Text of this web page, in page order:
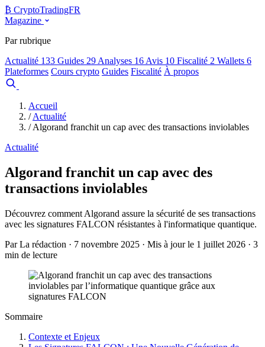
₿ CryptoTradingFR
Magazine
Par rubrique
Actualité 133 Guides 29 Analyses 16 Avis 10 Fiscalité 2 Wallets 6
Plateformes Cours crypto Guides Fiscalité À propos
Accueil
/ Actualité
/ Algorand franchit un cap avec des transactions inviolables
Actualité
Algorand franchit un cap avec des
transactions inviolables
Découvrez comment Algorand assure la sécurité de ses transactions
avec les signatures FALCON résistantes à l'informatique quantique.
Par La rédaction · 7 novembre 2025 · Mis à jour le 1 juillet 2026 · 3
min de lecture
Sommaire
Contexte et Enjeux